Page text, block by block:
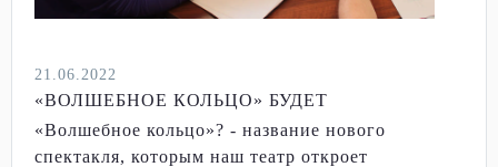
21.06.2022
«ВОЛШЕБНОЕ КОЛЬЦО» БУДЕТ
«Волшебное кольцо»? - название нового
спектакля, которым наш театр откроет